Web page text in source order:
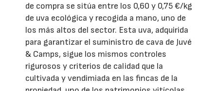
de compra se sitúa entre los 0,60 y 0,75 €/kg
de uva ecológica y recogida a mano, uno de
los más altos del sector. Esta uva, adquirida
para garantizar el suministro de cava de Juvé
& Camps, sigue los mismos controles
rigurosos y criterios de calidad que la
cultivada y vendimiada en las fincas de la